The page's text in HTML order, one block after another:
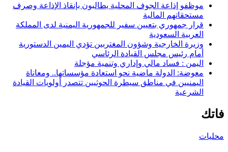
موظفو إذاعة الجوف المحلية يطالبون بإنقاذ الإذاعة وصرف
مستحقاتهم المالية
قرار جمهوري بتعيين سفير للجمهورية اليمنية لدى المملكة
العربية السعودية
وزيرة الخارجية وشؤون المغتربين تؤدي اليمين الدستورية
أمام رئيس مجلس القيادة الرئاسي
اليمن : فساد مالي وإداري وتنمية مؤجلة
معوضة: الدولة ماضية نحو استعادة مؤسساتها.. ومعاناة
اليمنيين في مناطق سيطرة الحوثيين تتصدر أولويات القيادة
الشرعية
فاتك
محليات